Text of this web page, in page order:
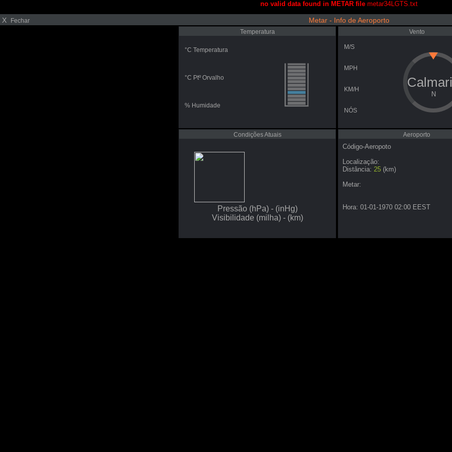
no valid data found in METAR file metar34LGTS.txt
X Fechar Metar - Info de Aeroporto
Temperatura
°C Temperatura
°C Ptº Orvalho
% Humidade
Vento
M/S
MPH
KM/H
NÓS
N
Condições Atuais
Pressão (hPa) - (inHg)
Visibilidade (milha) - (km)
Aeroporto
Código-Aeropoto
Localização:
Distância: 25 (km)
Metar:
Hora: 01-01-1970 02:00 EEST